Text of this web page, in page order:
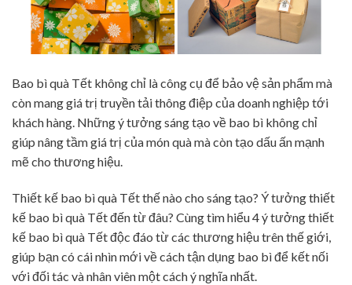
Bao bì quà Tết không chỉ là công cụ để bảo vệ sản phẩm mà
còn mang giá trị truyền tải thông điệp của doanh nghiệp tới
khách hàng. Những ý tưởng sáng tạo về bao bì không chỉ
giúp nâng tầm giá trị của món quà mà còn tạo dấu ấn mạnh
mẽ cho thương hiệu.
Thiết kế bao bì quà Tết thế nào cho sáng tạo? Ý tưởng thiết
kế bao bì quà Tết đến từ đâu? Cùng tìm hiểu 4 ý tưởng thiết
kế bao bì quà Tết độc đáo từ các thương hiệu trên thế giới,
giúp bạn có cái nhìn mới về cách tận dụng bao bì để kết nối
với đối tác và nhân viên một cách ý nghĩa nhất.